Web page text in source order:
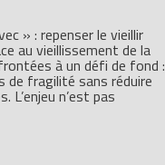
» : repenser le vieillir
au vieillissement de la
à un défi de fond :
de fragilité sans réduire
n’est pas